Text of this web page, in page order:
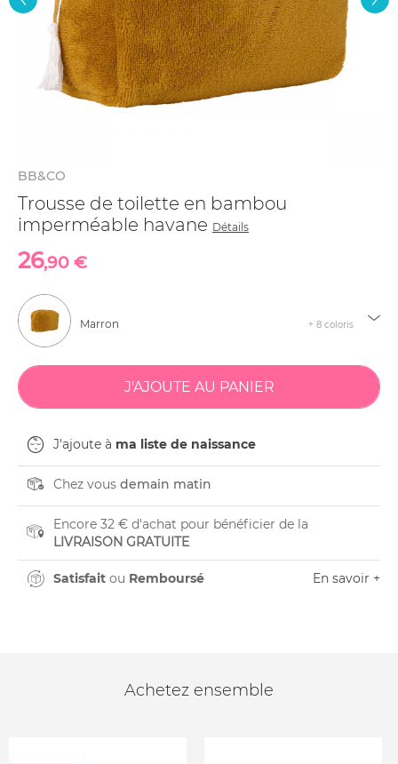
BB&CO
Trousse de toilette en bambou
imperméable havane Détails
26,90 €
Marron + 8 coloris
J'ajoute à ma liste de naissance
Chez vous demain matin
Encore 32 € d'achat pour bénéficier de la
LIVRAISON GRATUITE
Satisfait ou Remboursé En savoir +
Achetez ensemble